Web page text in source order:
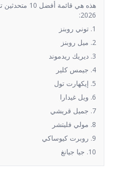
هذه هي قائمة
2026:
1. توني روبنز
2. ميل روبنز
3. ديريك ريدموند
4. جيمس كلير
5. إيكهارت تول
6. ويل غيدارا
7. جميل قريشي
8. مولي فليتشر
9. روبرت كيوساكي
10. جيا جيانغ